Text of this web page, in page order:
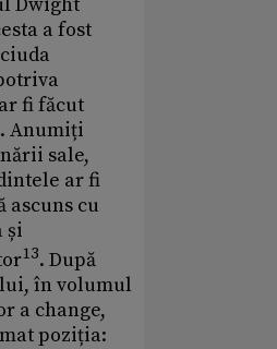
a fost
fi făcut
Anumiți
sale,
ar fi
ascuns cu
și
13. După
în volumul
a change,
poziția: